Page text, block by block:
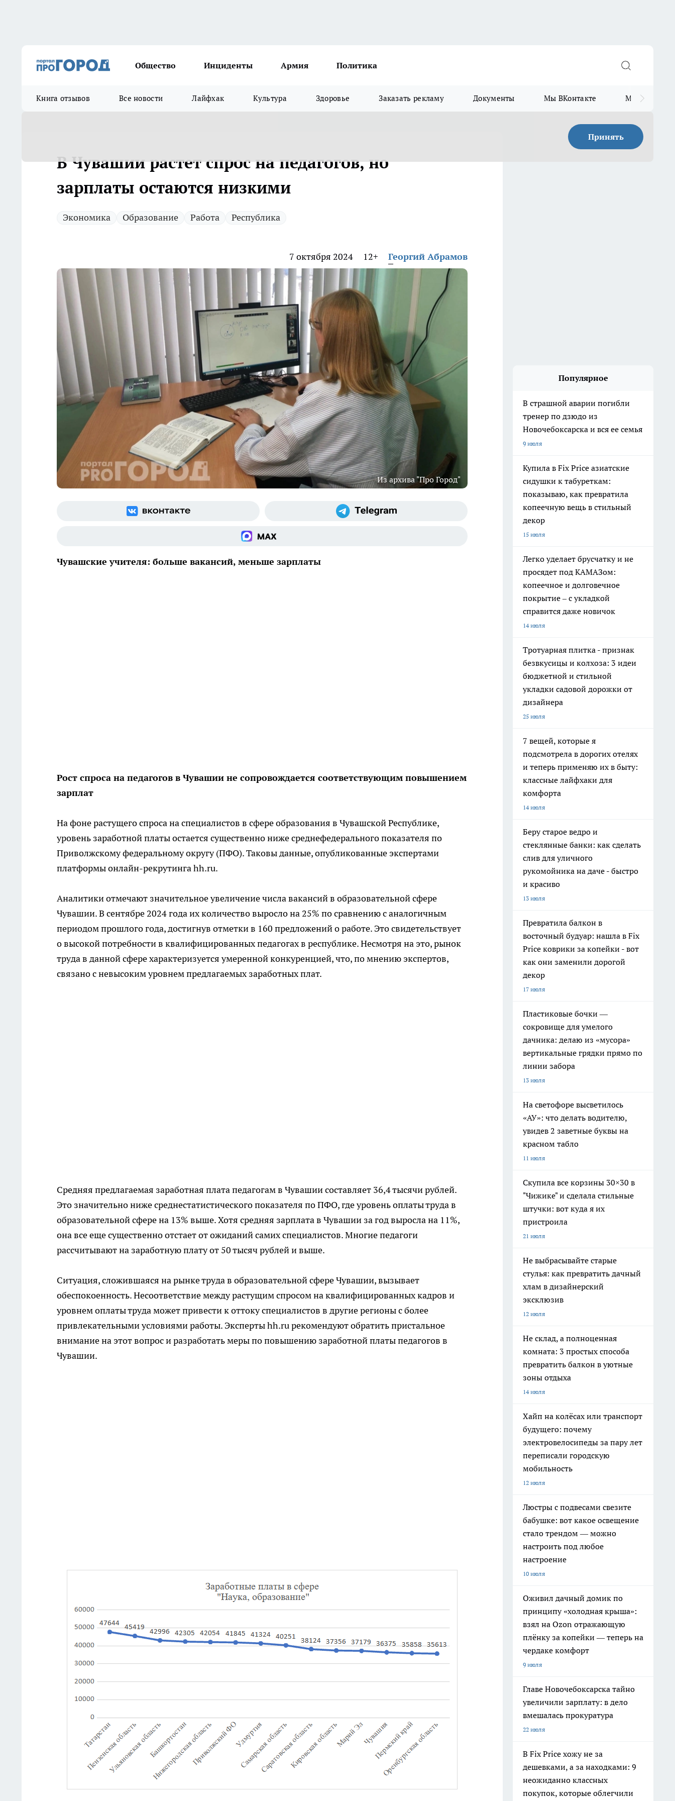
Общество Инциденты Армия Политика
Книга отзывов Все новости Лайфхак Культура Здоровье Заказать рекламу Документы Мы ВКонтакте Мы в
Принять
В Чувашии растет спрос на педагогов, но
зарплаты остаются низкими
Экономика Образование Работа Республика
7 октября 2024 12+ Георгий Абрамов
Из архива "Про Город"
Чувашские учителя: больше вакансий, меньше зарплаты
Рост спроса на педагогов в Чувашии не сопровождается соответствующим повышением
зарплат
На фоне растущего спроса на специалистов в сфере образования в Чувашской Республике,
уровень заработной платы остается существенно ниже среднефедерального показателя по
Приволжскому федеральному округу (ПФО). Таковы данные, опубликованные экспертами
платформы онлайн-рекрутинга hh.ru.
Аналитики отмечают значительное увеличение числа вакансий в образовательной сфере
Чувашии. В сентябре 2024 года их количество выросло на 25% по сравнению с аналогичным
периодом прошлого года, достигнув отметки в 160 предложений о работе. Это свидетельствует
о высокой потребности в квалифицированных педагогах в республике. Несмотря на это, рынок
труда в данной сфере характеризуется умеренной конкуренцией, что, по мнению экспертов,
связано с невысоким уровнем предлагаемых заработных плат.
Средняя предлагаемая заработная плата педагогам в Чувашии составляет 36,4 тысячи рублей.
Это значительно ниже среднестатистического показателя по ПФО, где уровень оплаты труда в
образовательной сфере на 13% выше. Хотя средняя зарплата в Чувашии за год выросла на 11%,
она все еще существенно отстает от ожиданий самих специалистов. Многие педагоги
рассчитывают на заработную плату от 50 тысяч рублей и выше.
Ситуация, сложившаяся на рынке труда в образовательной сфере Чувашии, вызывает
обеспокоенность. Несоответствие между растущим спросом на квалифицированных кадров и
уровнем оплаты труда может привести к оттоку специалистов в другие регионы с более
привлекательными условиями работы. Эксперты hh.ru рекомендуют обратить пристальное
внимание на этот вопрос и разработать меры по повышению заработной платы педагогов в
Чувашии.
Популярное
В страшной аварии погибли
тренер по дзюдо из
Новочебоксарска и вся ее семья
9 июля
Купила в Fix Price азиатские
сидушки к табуреткам:
показываю, как превратила
копеечную вещь в стильный
декор
15 июля
Легко уделает брусчатку и не
просядет под КАМАЗом:
копеечное и долговечное
покрытие – с укладкой
справится даже новичок
14 июля
Тротуарная плитка - признак
безвкусицы и колхоза: 3 идеи
бюджетной и стильной
укладки садовой дорожки от
дизайнера
25 июля
7 вещей, которые я
подсмотрела в дорогих отелях
и теперь применяю их в быту:
классные лайфхаки для
комфорта
14 июля
Беру старое ведро и
стеклянные банки: как сделать
слив для уличного
рукомойника на даче - быстро
и красиво
13 июля
Превратила балкон в
восточный будуар: нашла в Fix
Price коврики за копейки - вот
как они заменили дорогой
декор
17 июля
Пластиковые бочки —
сокровище для умелого
дачника: делаю из «мусора»
вертикальные грядки прямо по
линии забора
13 июля
На светофоре высветилось
«АУ»: что делать водителю,
увидев 2 заветные буквы на
красном табло
11 июля
Скупила все корзины 30×30 в
"Чижике" и сделала стильные
штучки: вот куда я их
пристроила
21 июля
Не выбрасывайте старые
стулья: как превратить дачный
хлам в дизайнерский
эксклюзив
12 июля
Не склад, а полноценная
комната: 3 простых способа
превратить балкон в уютные
зоны отдыха
14 июля
Хайп на колёсах или транспорт
будущего: почему
электровелосипеды за пару лет
переписали городскую
мобильность
12 июля
Люстры с подвесами свезите
бабушке: вот какое освещение
стало трендом — можно
настроить под любое
настроение
10 июля
Оживил дачный домик по
принципу «холодная крыша»:
взял на Ozon отражающую
плёнку за копейки — теперь на
чердаке комфорт
9 июля
Главе Новочебоксарска тайно
увеличили зарплату: в дело
вмешалась прокуратура
22 июля
В Fix Price хожу не за
дешевками, а за находками: 9
неожиданно классных
покупок, которые облегчили